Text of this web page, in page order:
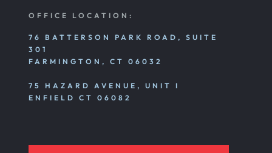
OFFICE LOCATION:
76 BATTERSON PARK ROAD, SUITE
301
FARMINGTON, CT 06032
75 HAZARD AVENUE, UNIT I
ENFIELD CT 06082